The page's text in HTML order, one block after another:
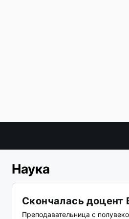
Наука
Скончалась доцент
Преподавательница с